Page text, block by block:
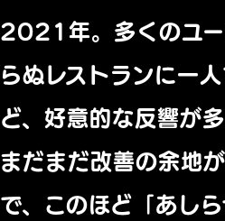
2021年。多くのユー
らぬレストランに一
ど、好意的な反響が
まだまだ改善の余地
で、このほど「あし